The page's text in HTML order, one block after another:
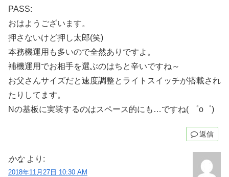
PASS:
おはようございます。
押さないけど押し太郎(笑)
本務機運用も多いので全然ありですよ。
補機運用でお相手を選ぶのはちと辛いですね～
お父さんサイズだと速度調整とライトスイッチが搭載され
たりしてます。
Nの基板に実装するのはスペース的にも…ですね( ゜o゜)
返信
かな より:
2018年11月27日 10:30 AM